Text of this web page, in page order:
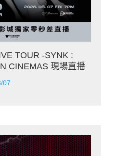
TOUR -SYNK :
CINEMAS 現場直播
07